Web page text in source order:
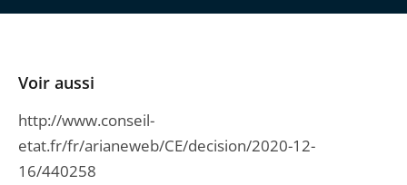
Voir aussi
http://www.conseil-
etat.fr/fr/arianeweb/CE/decision/2020-12-
16/440258